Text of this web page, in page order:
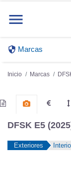
Marcas
Inicio Marcas
DFSK E5
Exteriores